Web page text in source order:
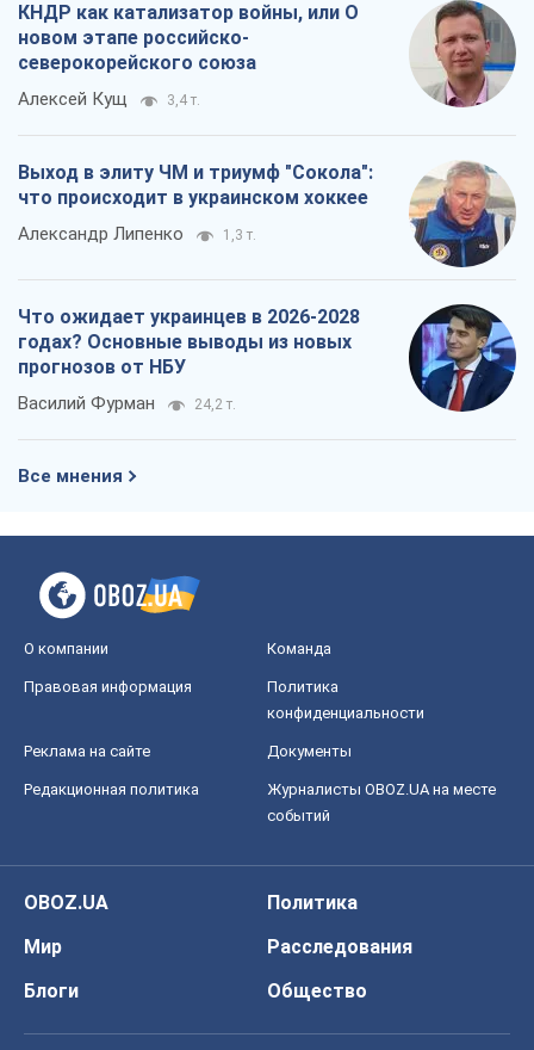
КНДР как катализатор войны, или О
новом этапе российско-
северокорейского союза
Алексей Кущ 3,4 т.
Выход в элиту ЧМ и триумф "Сокола":
что происходит в украинском хоккее
Александр Липенко 1,3 т.
Что ожидает украинцев в 2026-2028
годах? Основные выводы из новых
прогнозов от НБУ
Василий Фурман 24,2 т.
Все мнения
О компании Команда
Правовая информация
Политика
конфиденциальности
Реклама на сайте Документы
Редакционная политика
Журналисты OBOZ.UA на месте
событий
OBOZ.UA
Политика
Мир
Расследования
Блоги
Общество